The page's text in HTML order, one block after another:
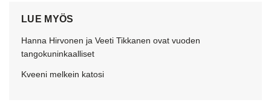
LUE MYÖS
Hanna Hirvonen ja Veeti Tikkanen ovat vuoden
tangokuninkaalliset
Kveeni melkein katosi